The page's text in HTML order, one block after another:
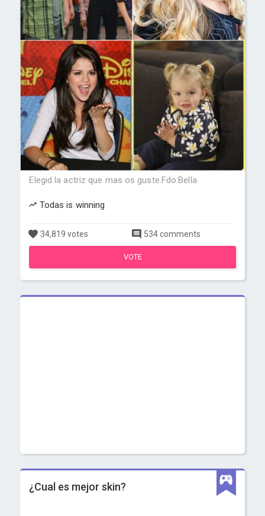
Elegid la actriz que mas os guste.Fdo:Bella
Todas is winning
34,819 votes 534 comments
VOTE
¿Cual es mejor skin?